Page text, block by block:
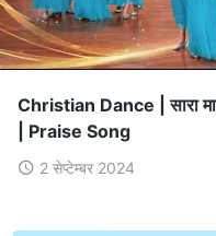
Christian Dance | सारा
| Praise Song
2 सेप्टेम्बर 2024